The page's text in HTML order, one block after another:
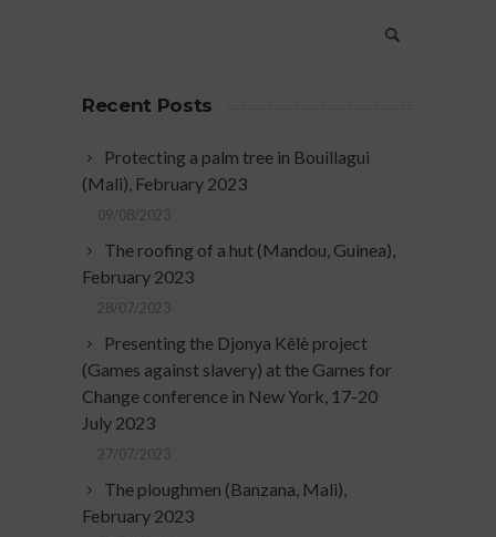
Recent Posts
Protecting a palm tree in Bouillagui
(Mali), February 2023
09/08/2023
The roofing of a hut (Mandou, Guinea),
February 2023
28/07/2023
Presenting the Djonya Kêlè project
(Games against slavery) at the Games for
Change conference in New York, 17-20
July 2023
27/07/2023
The ploughmen (Banzana, Mali),
February 2023